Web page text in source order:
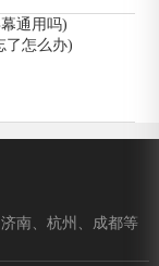
通用吗)
了怎么办)
南、杭州、成都等